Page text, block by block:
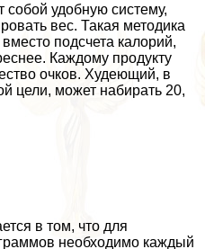
собой удобную систему,
вес. Такая методика
подсчета калорий,
Каждому продукту
очков. Худеющий, в
цели, может набирать 20,
в том, что для
необходимо каждый